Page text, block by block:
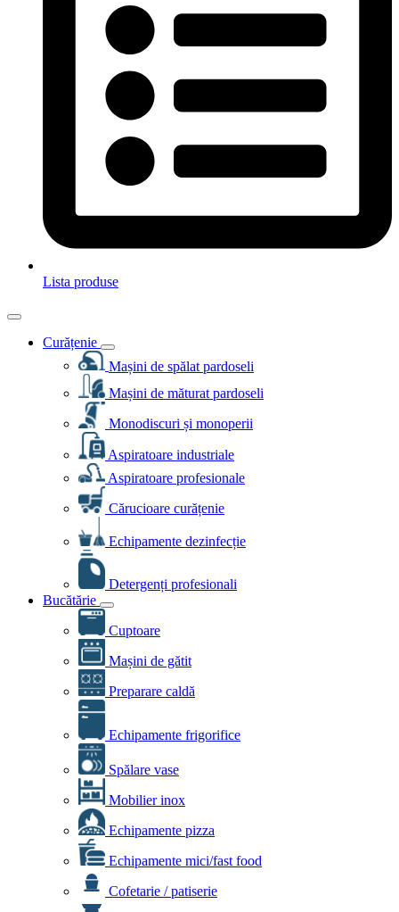
Lista produse
Curățenie
Mașini de spălat pardoseli
Mașini de măturat pardoseli
Monodiscuri și monoperii
Aspiratoare industriale
Aspiratoare profesionale
Cărucioare curățenie
Echipamente dezinfecție
Detergenți profesionali
Bucătărie
Cuptoare
Mașini de gătit
Preparare caldă
Echipamente frigorifice
Spălare vase
Mobilier inox
Echipamente pizza
Echipamente mici/fast food
Cofetarie / patiserie